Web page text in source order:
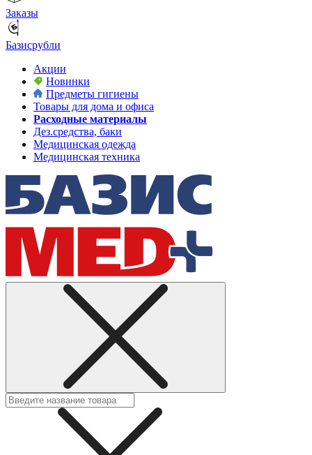
Заказы
Базисрубли
Акции
Новинки
Предметы гигиены
Товары для дома и офиса
Расходные материалы
Дез.средства, баки
Медицинская одежда
Медицинская техника